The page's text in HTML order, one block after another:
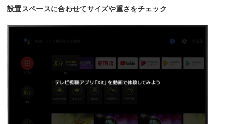
設置スペースに合わせてサイズや重さをチェック